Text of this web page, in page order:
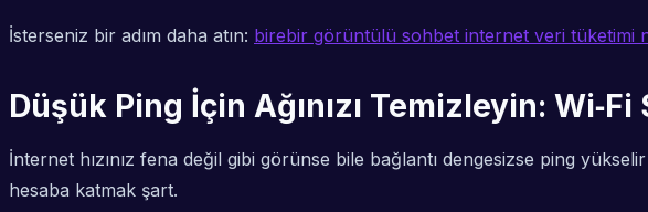
İsterseniz bir adım daha atın: birebir görüntülü sohbet internet veri tüketimi
Düşük Ping İçin Ağınızı Temizleyin:
İnternet hızınız fena değil gibi görünse bile bağlantı dengesizse ping
hesaba katmak şart.